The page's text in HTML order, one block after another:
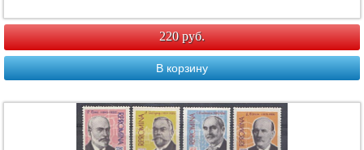
220 руб.
В корзину